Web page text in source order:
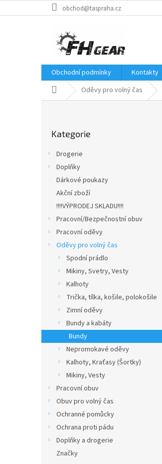
na
obchod@taspraha.cz
Obchodní podmínky Kontakty
Domů Oděvy pro volný čas
kategorie
Kategorie
Drogerie
Doplňky
Dárkové poukazy
Akční zboží
!!!!VÝPRODEJ SKLADU!!!!
Pracovní/Bezpečnostní obuv
Pracovní oděvy
Oděvy pro volný čas
Spodní prádlo
Mikiny, Svetry, Vesty
Kalhoty
Trička, tílka, košile, polokošile
Zimní oděvy
Bundy a kabáty
Bundy
Nepromokavé oděvy
Kalhoty, Kraťasy (Šortky)
Mikiny, Vesty
Pracovní obuv
Obuv pro volný čas
Ochranné pomůcky
Ochrana proti pádu
Doplňky a drogerie
Značky